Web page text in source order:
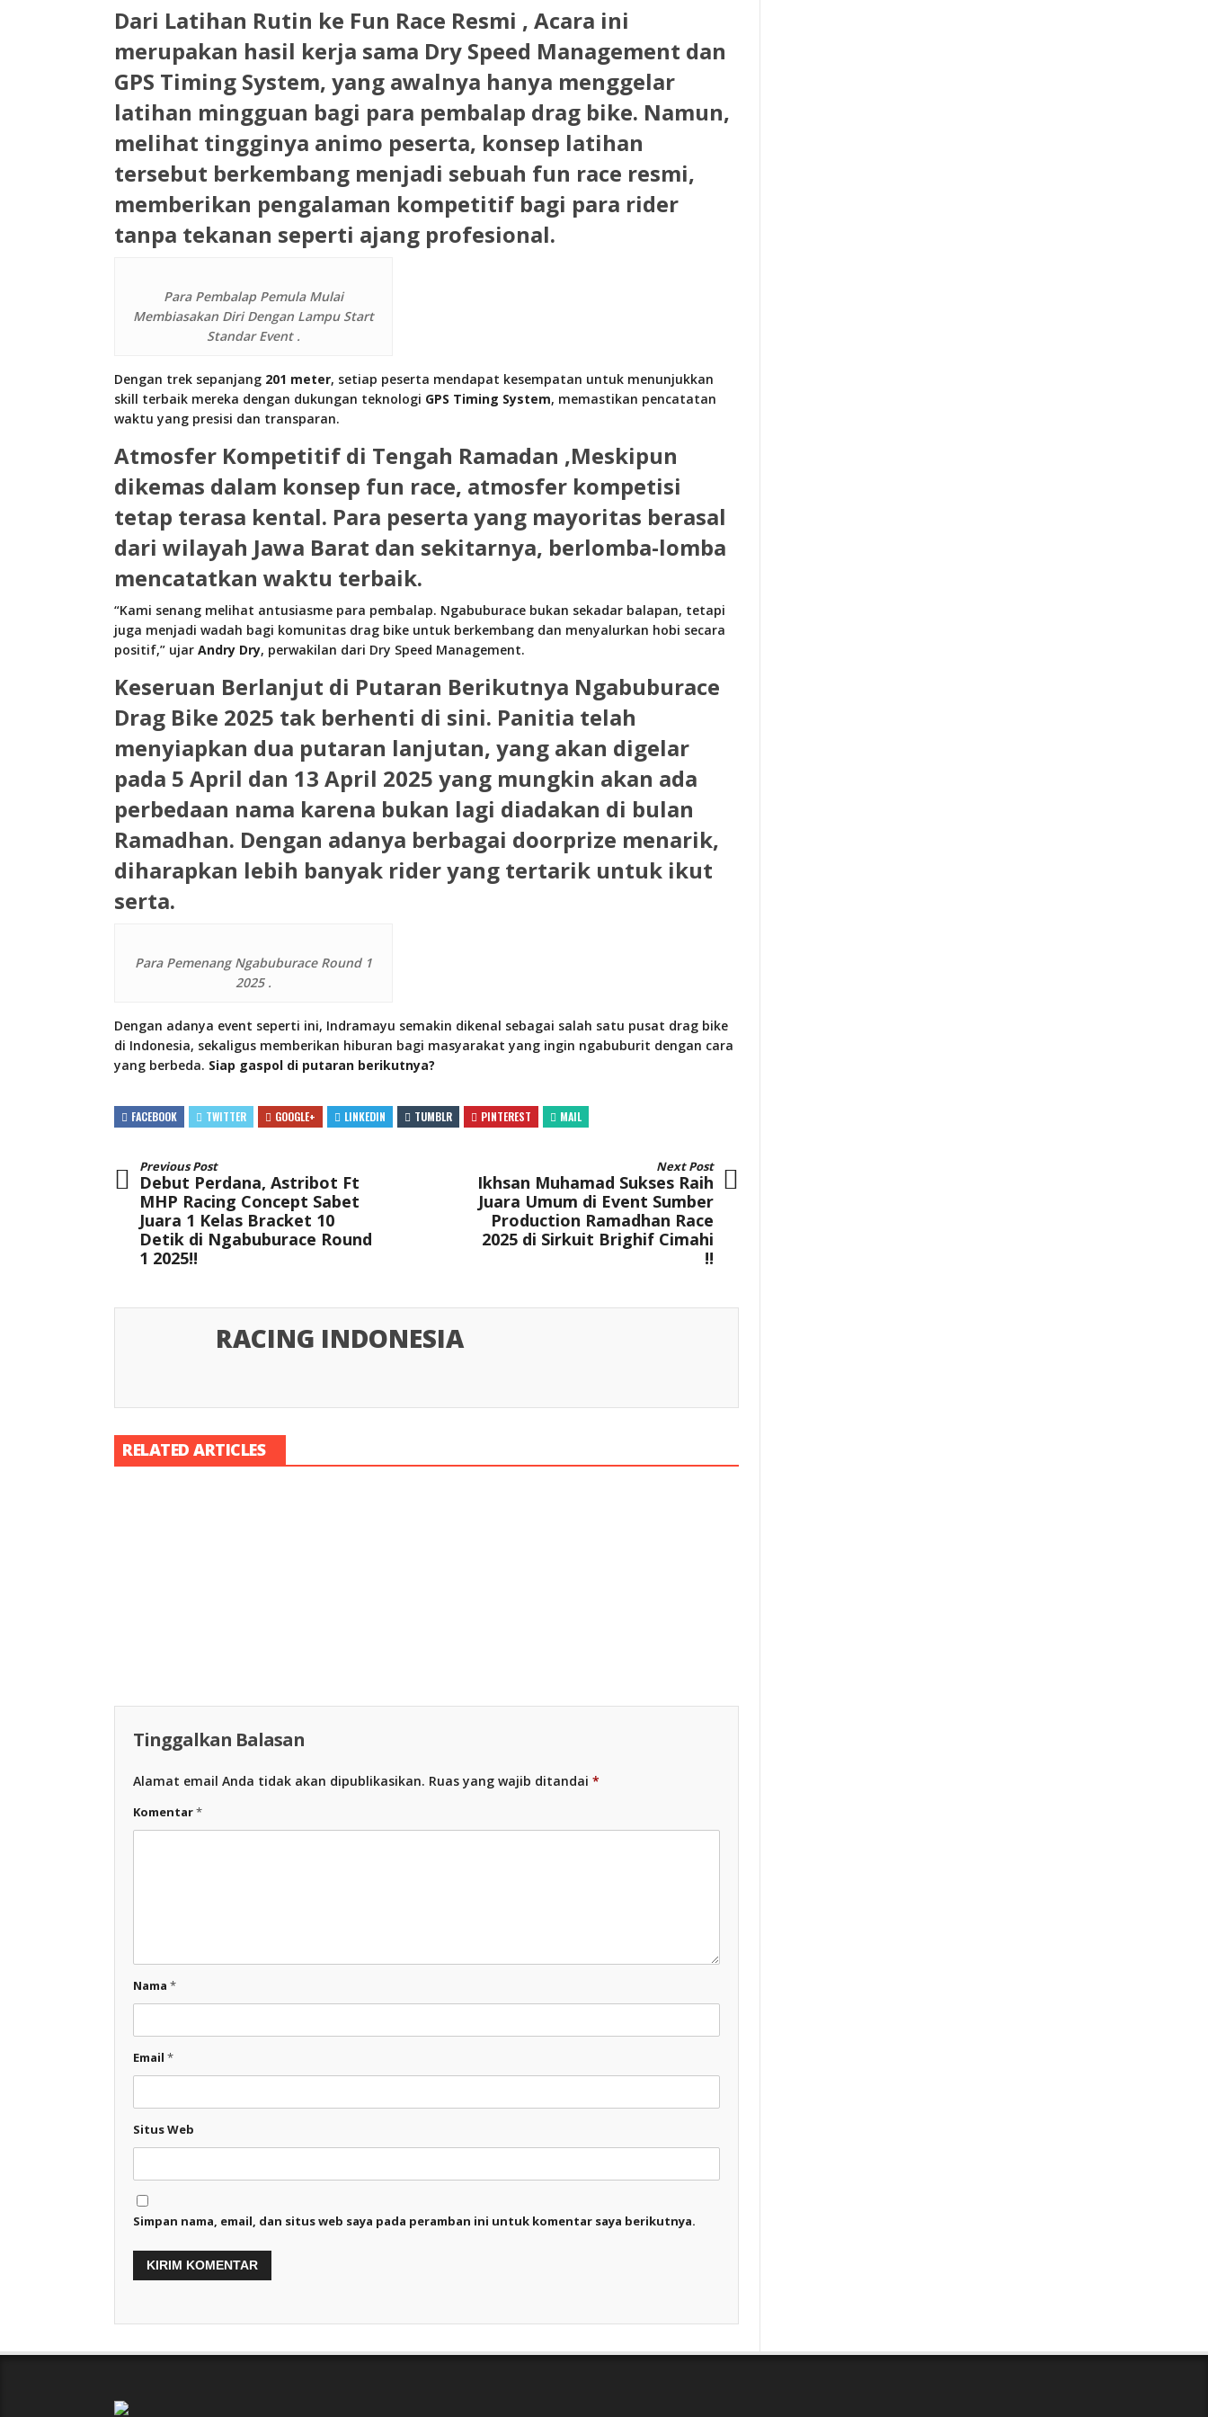
Dari Latihan Rutin ke Fun Race Resmi , Acara ini
merupakan hasil kerja sama Dry Speed Management dan
GPS Timing System, yang awalnya hanya menggelar
latihan mingguan bagi para pembalap drag bike. Namun,
melihat tingginya animo peserta, konsep latihan
tersebut berkembang menjadi sebuah fun race resmi,
memberikan pengalaman kompetitif bagi para rider
tanpa tekanan seperti ajang profesional.
Para Pembalap Pemula Mulai
Membiasakan Diri Dengan Lampu Start
Standar Event .
Dengan trek sepanjang 201 meter, setiap peserta mendapat kesempatan untuk menunjukkan
skill terbaik mereka dengan dukungan teknologi GPS Timing System, memastikan pencatatan
waktu yang presisi dan transparan.
Atmosfer Kompetitif di Tengah Ramadan ,Meskipun
dikemas dalam konsep fun race, atmosfer kompetisi
tetap terasa kental. Para peserta yang mayoritas berasal
dari wilayah Jawa Barat dan sekitarnya, berlomba-lomba
mencatatkan waktu terbaik.
“Kami senang melihat antusiasme para pembalap. Ngabuburace bukan sekadar balapan, tetapi
juga menjadi wadah bagi komunitas drag bike untuk berkembang dan menyalurkan hobi secara
positif,” ujar Andry Dry, perwakilan dari Dry Speed Management.
Keseruan Berlanjut di Putaran Berikutnya Ngabuburace
Drag Bike 2025 tak berhenti di sini. Panitia telah
menyiapkan dua putaran lanjutan, yang akan digelar
pada 5 April dan 13 April 2025 yang mungkin akan ada
perbedaan nama karena bukan lagi diadakan di bulan
Ramadhan. Dengan adanya berbagai doorprize menarik,
diharapkan lebih banyak rider yang tertarik untuk ikut
serta.
Para Pemenang Ngabuburace Round 1
2025 .
Dengan adanya event seperti ini, Indramayu semakin dikenal sebagai salah satu pusat drag bike
di Indonesia, sekaligus memberikan hiburan bagi masyarakat yang ingin ngabuburit dengan cara
yang berbeda. Siap gaspol di putaran berikutnya?
FACEBOOK TWITTER GOOGLE+ LINKEDIN TUMBLR PINTEREST MAIL
Previous Post
Debut Perdana, Astribot Ft
MHP Racing Concept Sabet
Juara 1 Kelas Bracket 10
Detik di Ngabuburace Round
1 2025!!
Next Post
Ikhsan Muhamad Sukses Raih
Juara Umum di Event Sumber
Production Ramadhan Race
2025 di Sirkuit Brighif Cimahi
!!
RACING INDONESIA
RELATED ARTICLES
Tinggalkan Balasan
Alamat email Anda tidak akan dipublikasikan. Ruas yang wajib ditandai *
Komentar*
Nama *
Email *
Situs Web
Simpan nama, email, dan situs web saya pada peramban ini untuk komentar saya berikutnya.